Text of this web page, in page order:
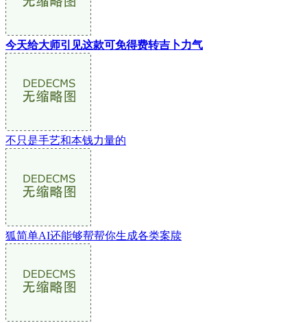
今天给大师引见这款可免得费转吉卜力气
不只是手艺和本钱力量的
狐简单AI还能够帮帮你生成各类案牍